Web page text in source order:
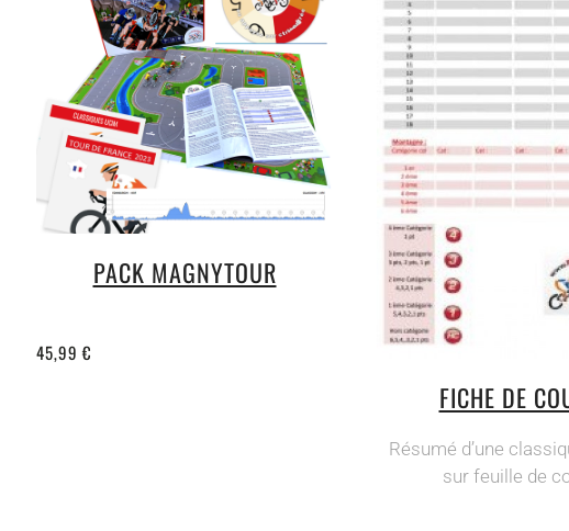
PACK MAGNYTOUR
45,99 €
FICHE DE
Résumé d’une
sur feuille de